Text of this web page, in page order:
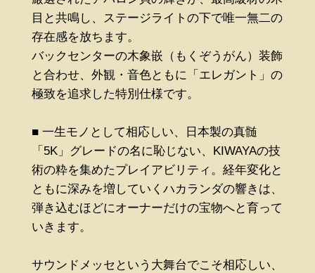
目と共鳴し、ステージライトの下で唯一無二の
存在感を放ちます。
バックセンターの木象嵌（もくぞうがん）装飾
と合わせ、外観・音色ともに「エレガント」の
極致を追求した特別仕様です。
■ 一生モノとして相応しい、日本製の真髄
「5K」グレードの名に恥じない、KIWAYAの技
術の粋を集めたプレイアビリティ。経年変化と
ともに深みを増していくハカランダの響きは、
弾き込むほどにオーナーだけの宝物へと育って
いきます。
サウンドメッセという大舞台でこそ相応しい、